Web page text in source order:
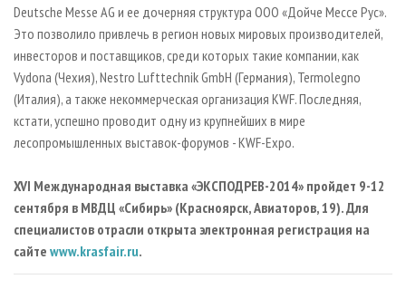
ИНСТРУМЕНТ И МАТЕРИАЛЫ
БИБЛИОТЕКА СПЕЦИАЛИСТА
Deutsche Messe AG и ее дочерняя структура OOO «Дойче Мессе Рус».
Это позволило привлечь в регион новых мировых производителей,
инвесторов и поставщиков, среди которых такие компании, как
Vydona (Чехия), Nestro Lufttechnik GmbH (Германия), Termolegno
(Италия), а также некоммерческая организация KWF. Последняя,
кстати, успешно проводит одну из крупнейших в мире
лесопромышленных выставок-форумов - KWF-Expo.
XVI Международная выставка «ЭКСПОДРЕВ-2014» пройдет 9-12
сентября в МВДЦ «Сибирь» (Красноярск, Авиаторов, 19). Для
специалистов отрасли открыта электронная регистрация на
сайте www.krasfair.ru.